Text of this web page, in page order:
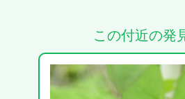
この付近の発